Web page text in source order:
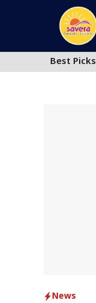
Best Picks
News